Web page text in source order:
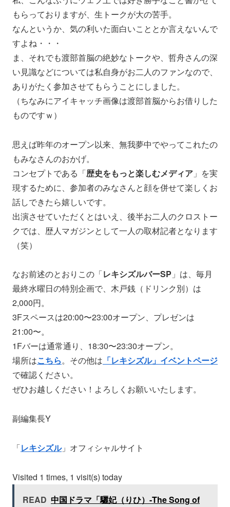
もらっておりますが、生トークが大の苦手。
なんというか、気の利いた面白いこととか言えないんで
すよね・・・
ま、それでも渡部首脳の絶妙なトークや、哲舟さんの深
い見識などについては私自身がお二人のファンなので、
ありがたく参加させてもらうことにしました。
（ちなみにアイキャッチ画像は渡部首脳からお借りした
ものですｗ）
思えば昨年のオープン以来、無我夢中でやってこれたの
もみなさんのおかげ。
コンセプトである「歴史をもっと楽しむメディア 」を実
現するために、参加者のみなさんと顔を併せて楽しくお
話しできたら嬉しいです。
出演させていただくとはいえ、後半お二人のクロストー
クでは、歴人マガジンとして一人の取材記者となります
（笑）
なお前述のとおりこの「レキシズルバーSP 」は、毎月
最終水曜日の特別企画で、木戸銭（ドリンク別）は
2,000円。
3Fスペースは20:00〜23:00オープン、プレゼンは
21:00〜。
1Fバーは通常通り、18:30〜23:30オープン。
場所はこちら。その他は 「レキシズル」イベントページ
で確認ください。
ぜひお越しください！よろしくお願いいたします。
副編集長Y
「レキシズル」オフィシャルサイト
Visited 1 times, 1 visit(s) today
READ 中国ドラマ「驪妃（りひ）-The Song of